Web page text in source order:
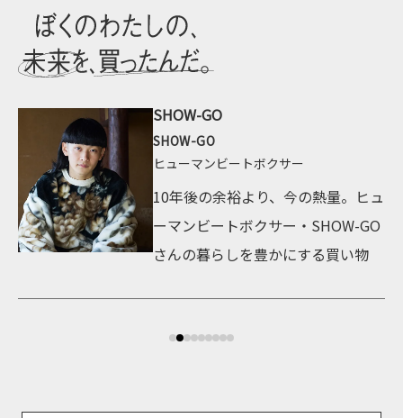
SHOW-GO
SHOW-GO
ヒューマンビートボクサー
10年後の余裕より、今の熱量。ヒュ
ーマンビートボクサー・SHOW-GO
さんの暮らしを豊かにする買い物